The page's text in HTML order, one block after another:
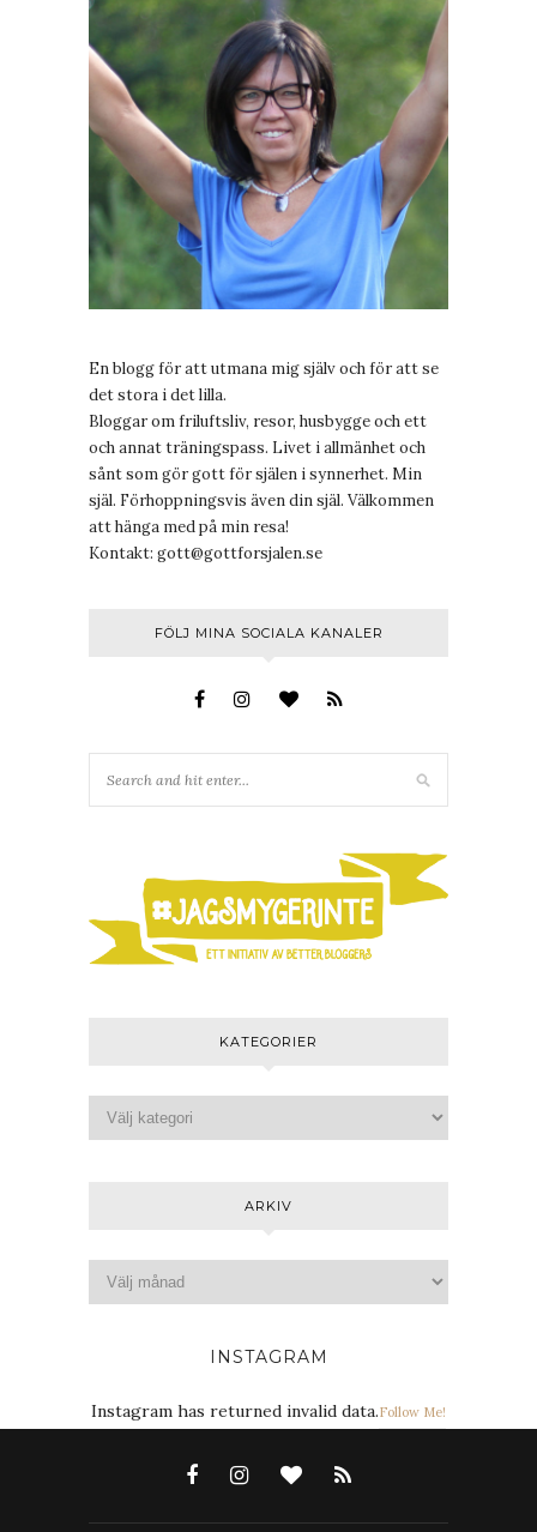
En blogg för att utmana mig själv och för att se
det stora i det lilla.
Bloggar om friluftsliv, resor, husbygge och ett
och annat träningspass. Livet i allmänhet och
sånt som gör gott för själen i synnerhet. Min
själ. Förhoppningsvis även din själ. Välkommen
att hänga med på min resa!
Kontakt: gott@gottforsjalen.se
FÖLJ MINA SOCIALA KANALER
KATEGORIER
ARKIV
INSTAGRAM
Instagram has returned invalid data.Follow Me!